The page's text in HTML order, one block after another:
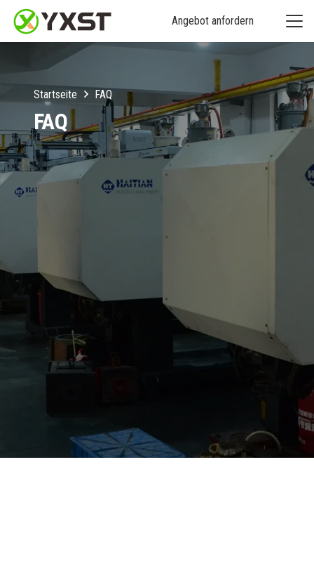
Angebot anfordern
Startseite FAQ
FAQ